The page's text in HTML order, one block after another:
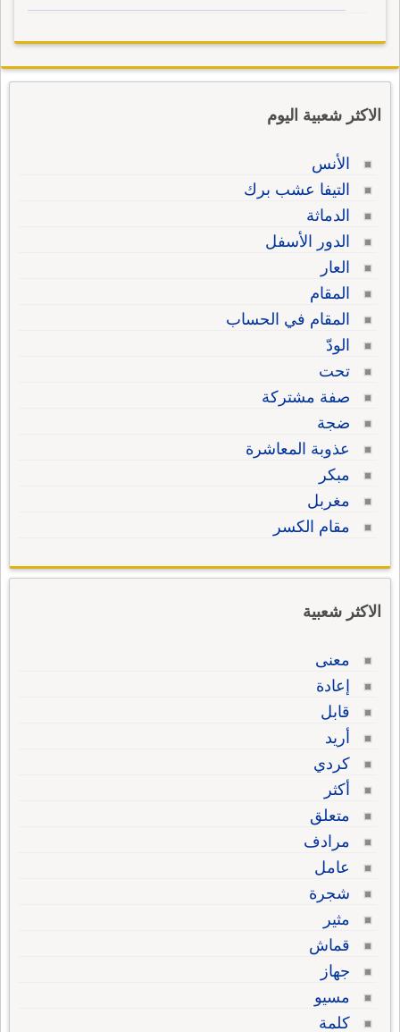
الاكثر شعبية اليوم
الأنس
التيفا عشب برك
الدماثة
الدور الأسفل
العار
المقام
المقام في الحساب
الودّ
تحت
صفة مشتركة
ضجة
عذوبة المعاشرة
مبكر
مغربل
مقام الكسر
الاكثر شعبية
معنى
إعادة
قابل
أريد
كردي
أكثر
متعلق
مرادف
عامل
شجرة
مثير
قماش
جهاز
مسيو
كلمة